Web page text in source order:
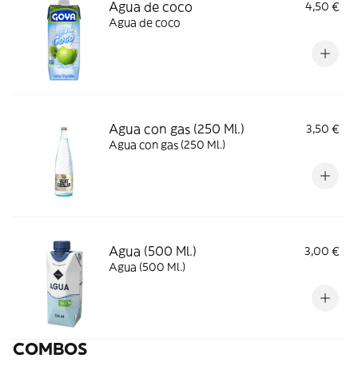
Agua de coco
4,50 €
Agua de coco
Agua con gas (250 Ml.)
3,50 €
Agua con gas (250 Ml.)
Agua (500 Ml.)
3,00 €
Agua (500 Ml.)
COMBOS